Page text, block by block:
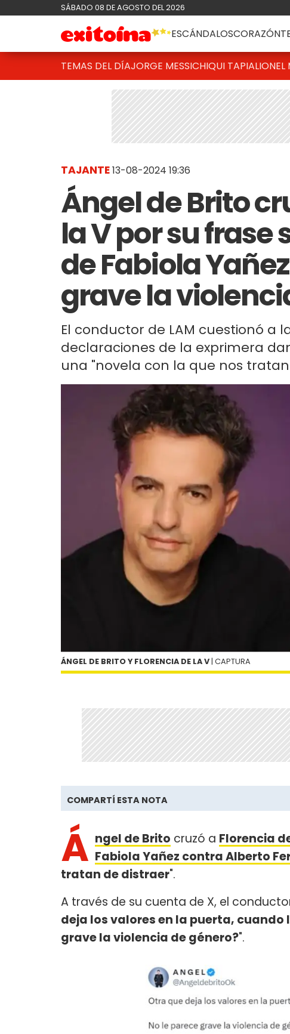
SÁBADO 08 DE AGOSTO DEL 2026
ESCÁNDALOSCORAZÓN
TEMAS DEL DÍAJORGE MESSICHIQUI TAPIALIONEL
TAJANTE13-08-2024 19:36
Ángel de Brito
la V por su
de Fabiola
grave la
El conductor de LAM cuestionó a
declaraciones de la exprimera
una "novela con la que nos
ÁNGEL DE BRITO Y FLORENCIA DE LA V | CAPTURA
COMPARTÍ ESTA NOTA
Á ngel de Brito cruzó a Florencia
Fabiola Yañez contra Alberto
tratan de distraer".
A través de su cuenta de X, el
deja los valores en la puerta, cuando
grave la violencia de género?".